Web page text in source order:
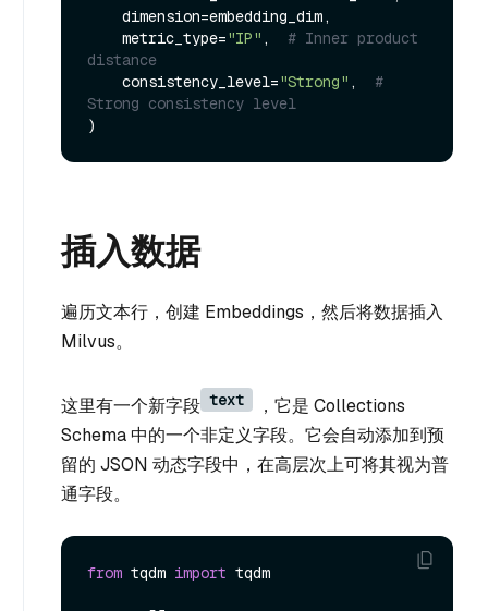
    metric_type=
"IP" , # Inner product
distance
    consistency_level=
"Strong" , #
Strong consistency level
插入数据
遍历文本行，创建 Embeddings，然后将数据插入
Milvus。
这里有一个新字段 text
，它是 Collections
Schema 中的一个非定义字段。它会自动添加到预
留的 JSON 动态字段中，在高层次上可将其视为普
通字段。
from tqdm import tqdm